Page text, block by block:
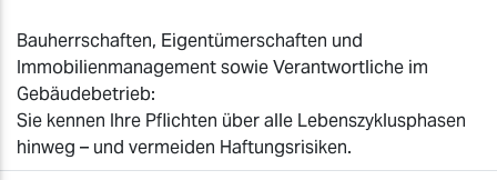
Bauherrschaften, Eigentümerschaften und
Immobilienmanagement sowie Verantwortliche im
Gebäudebetrieb:
Sie kennen Ihre Pflichten über alle Lebenszyklusphasen
hinweg – und vermeiden Haftungsrisiken.